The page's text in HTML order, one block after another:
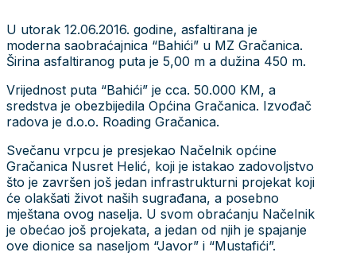
U utorak 12.06.2016. godine, asfaltirana je
moderna saobraćajnica “Bahići” u MZ Gračanica.
Širina asfaltiranog puta je 5,00 m a dužina 450 m.
Vrijednost puta “Bahići” je cca. 50.000 KM, a
sredstva je obezbijedila Općina Gračanica. Izvođač
radova je d.o.o. Roading Gračanica.
Svečanu vrpcu je presjekao Načelnik općine
Gračanica Nusret Helić, koji je istakao zadovoljstvo
što je završen još jedan infrastrukturni projekat koji
će olakšati život naših sugrađana, a posebno
mještana ovog naselja. U svom obraćanju Načelnik
je obećao još projekata, a jedan od njih je spajanje
ove dionice sa naseljom “Javor” i “Mustafići”.